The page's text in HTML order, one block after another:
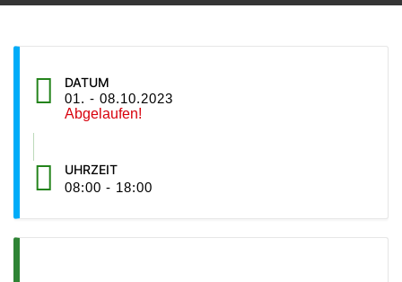
DATUM
01. - 08.10.2023
Abgelaufen!
UHRZEIT
08:00 - 18:00